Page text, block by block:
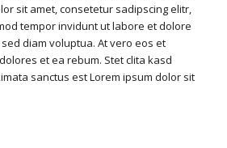
sit amet, consetetur sadipscing elitr,
tempor invidunt ut labore et dolore
diam voluptua. At vero eos et
et ea rebum. Stet clita kasd
sanctus est Lorem ipsum dolor sit